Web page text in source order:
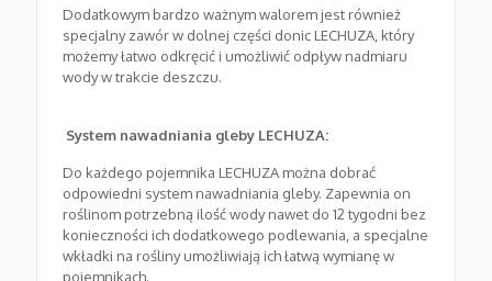
Dodatkowym bardzo ważnym walorem jest również
specjalny zawór w dolnej części donic LECHUZA, który
możemy łatwo odkręcić i umożliwić odpływ nadmiaru
wody w trakcie deszczu.
System nawadniania gleby LECHUZA:
Do każdego pojemnika LECHUZA można dobrać
odpowiedni system nawadniania gleby. Zapewnia on
roślinom potrzebną ilość wody nawet do 12 tygodni bez
konieczności ich dodatkowego podlewania, a specjalne
wkładki na rośliny umożliwiają ich łatwą wymianę w
pojemnikach.